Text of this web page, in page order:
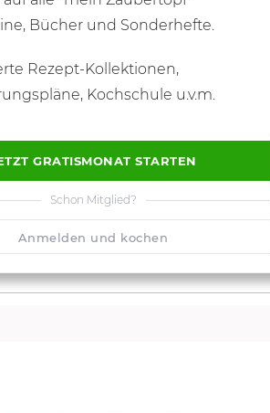
SCHREIBE NEUE NOTIZ
Bücher und Sonderhefte.
Rezept-Kollektionen,
Kochschule u.v.m.
GRATISMONAT STARTEN
Schon Mitglied?
Anmelden und kochen